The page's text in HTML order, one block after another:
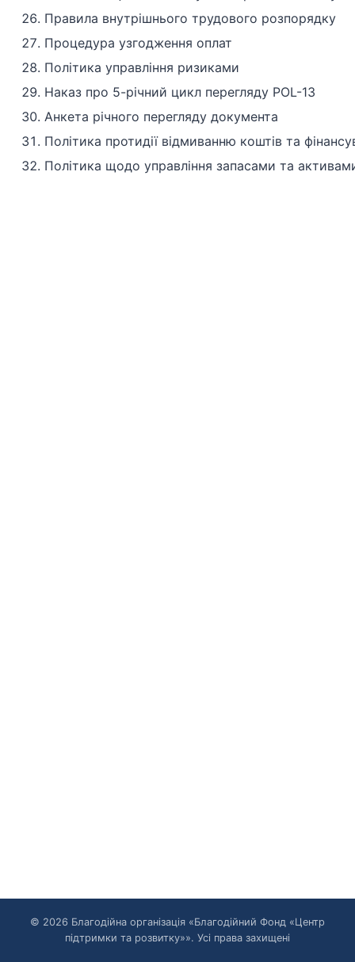
Правила внутрішнього трудового розпорядку
Процедура узгодження оплат
Політика управління ризиками
Наказ про 5-річний цикл перегляду POL-13
Анкета річного перегляду документа
Політика протидії відмиванню коштів та
Політика щодо управління запасами та
© 2026 Благодійна організація «Благодійний Фонд «Центр
підтримки та розвитку»». Усі права захищені